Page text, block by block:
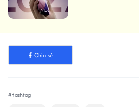
Chia sẻ
#Hashtag